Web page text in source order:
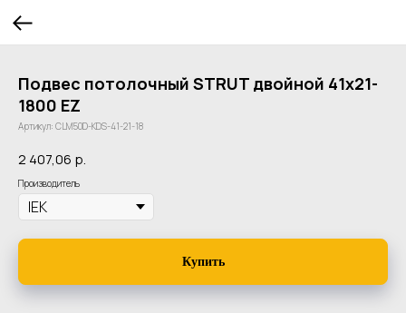
Подвес потолочный STRUT двойной 41х21-
1800 EZ
Артикул: CLM50D-KDS-41-21-18
2 407,06 р.
Производитель
Купить